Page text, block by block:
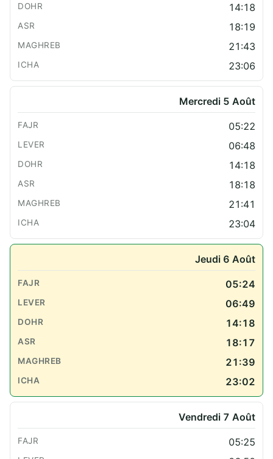
14:18
18:19
21:43
23:06
Mercredi 5 Août
05:22
06:48
14:18
18:18
21:41
23:04
Jeudi 6 Août
05:24
06:49
14:18
18:17
21:39
23:02
Vendredi 7 Août
05:25